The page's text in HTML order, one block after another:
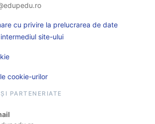
cu privire la prelucrarea de date
site-ului
cookie-urilor
PARTENERIATE